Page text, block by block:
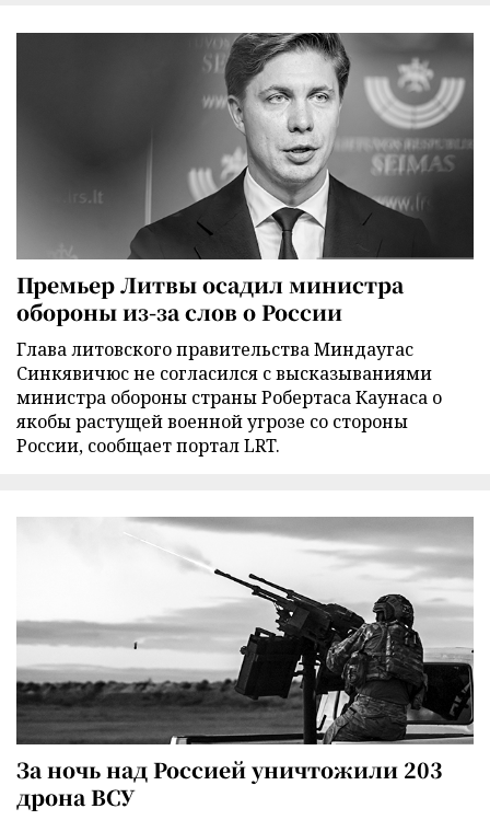
Премьер Литвы осадил министра
обороны из-за слов о России
Глава литовского правительства Миндаугас
Синкявичюс не согласился с высказываниями
министра обороны страны Робертаса Каунаса о
якобы растущей военной угрозе со стороны
России, сообщает портал LRT.
За ночь над Россией уничтожили 203
дрона ВСУ